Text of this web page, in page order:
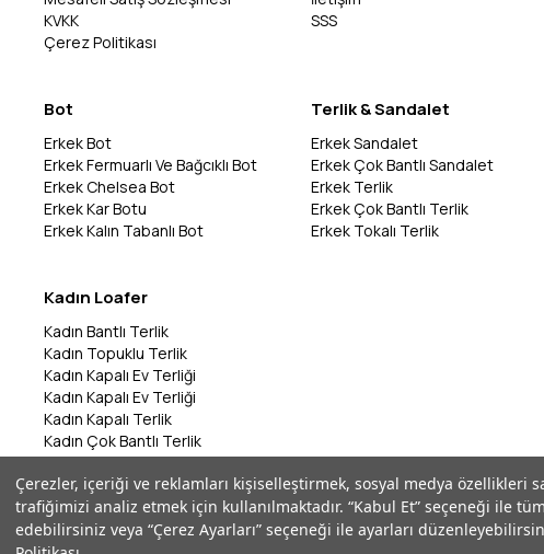
Çerezler, içeriği ve reklamları kişiselleştirmek, sosyal medya özellikleri
trafiğimizi analiz etmek için kullanılmaktadır. “Kabul Et” seçeneği ile
edebilirsiniz veya “Çerez Ayarları” seçeneği ile ayarları
KVKK
Çerez Politikası
SSS
Bot
Erkek Bot
Erkek Fermuarlı Ve Bağcıklı Bot
Erkek Chelsea Bot
Erkek Kar Botu
Erkek Kalın Tabanlı Bot
Terlik & Sandalet
Erkek Sandalet
Erkek Çok Bantlı Sandalet
Erkek Terlik
Erkek Çok Bantlı Terlik
Erkek Tokalı Terlik
Kadın Loafer
Kadın Bantlı Terlik
Kadın Topuklu Terlik
Kadın Kapalı Ev Terliği
Kadın Kapalı Ev Terliği
Kadın Kapalı Terlik
Kadın Çok Bantlı Terlik
Kadın Bantlı Terlik
Kadın Çok Bantlı Terlik
Kadın Parmak Arası Terlik